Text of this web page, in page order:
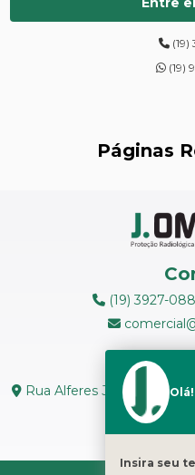
DIGITALIZAÇÃO DE FILMES
ENSAIOS DE DUREZA DE CAMPO
MANUTENÇÃO DE
MEDIÇÃO DE FERRITA
RÉPLICAS METALOGRÁFICAS
(19)
(19)
Páginas
(19) 3927-
Rua Alferes José Caetano,
CEP:
Seg. a
Insira seu